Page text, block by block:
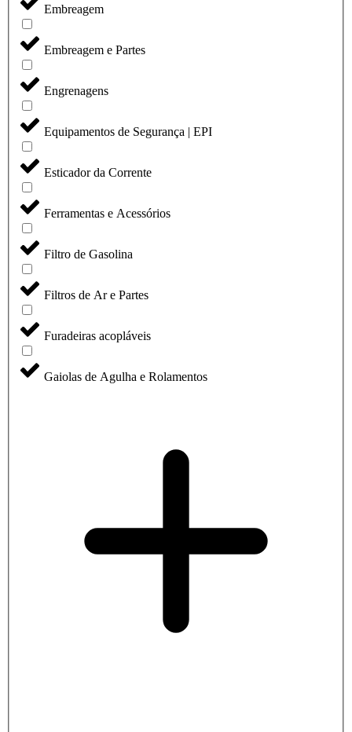
Embreagem
Embreagem e Partes
Engrenagens
Equipamentos de Segurança | EPI
Esticador da Corrente
Ferramentas e Acessórios
Filtro de Gasolina
Filtros de Ar e Partes
Furadeiras acopláveis
Gaiolas de Agulha e Rolamentos